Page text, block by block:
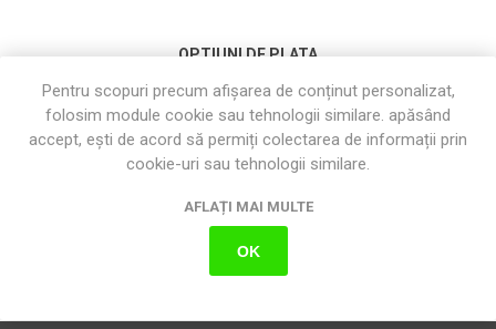
OPTIUNI DE PLATA
Pentru scopuri precum afișarea de conținut personalizat,
folosim module cookie sau tehnologii similare. apăsând
accept, ești de acord să permiți colectarea de informații prin
cookie-uri sau tehnologii similare.
AFLAȚI MAI MULTE
OK